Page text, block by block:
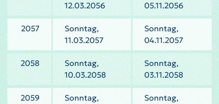
12.03.2056
05.11.2056
2057
Sonntag,
11.03.2057
Sonntag,
04.11.2057
2058
Sonntag,
10.03.2058
Sonntag,
03.11.2058
2059
Sonntag,
Sonntag,